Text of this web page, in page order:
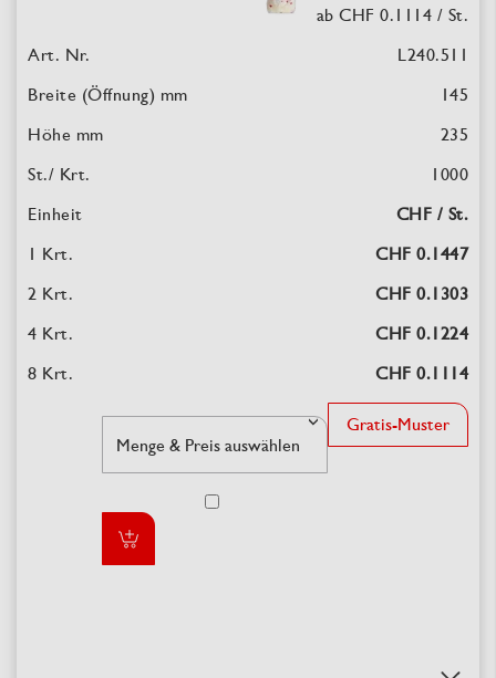
ab CHF 0.1114 / St.
L240.511
145
235
1000
CHF / St.
CHF 0.1447
CHF 0.1303
CHF 0.1224
CHF 0.1114
Gratis-Muster